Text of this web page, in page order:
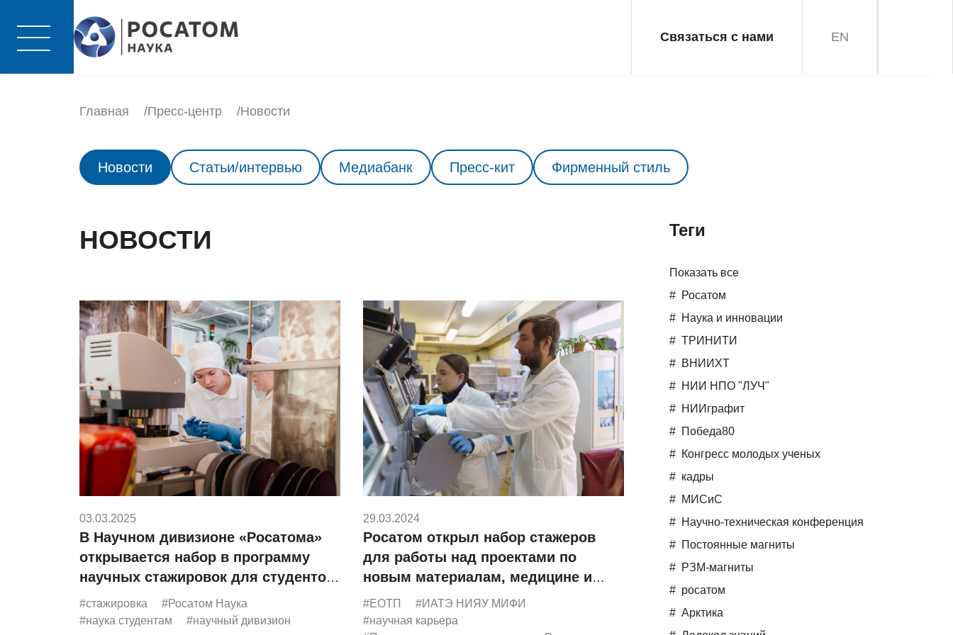
Связаться с нами EN
Главная Пресс-центр Новости
Новости Статьи/интервью Медиабанк Пресс-кит Фирменный стиль
НОВОСТИ
03.03.2025
В Научном дивизионе «Росатома»
открывается набор в программу
научных стажировок для студентов
вузов
#стажировка
#Росатом Наука
#наука студентам
#научный дивизион
29.03.2024
Росатом открыл набор стажеров
для работы над проектами по
новым материалам, медицине и
энергетике
#ЕОТП
#ИАТЭ НИЯУ МИФИ
#научная карьера
Teги
Показать все
Росатом
Наука и инновации
ТРИНИТИ
ВНИИХТ
НИИ НПО "ЛУЧ"
НИИграфит
Победа80
Конгресс молодых ученых
кадры
МИСиС
Научно-техническая конференция
Постоянные магниты
РЗМ-магниты
росатом
Арктика